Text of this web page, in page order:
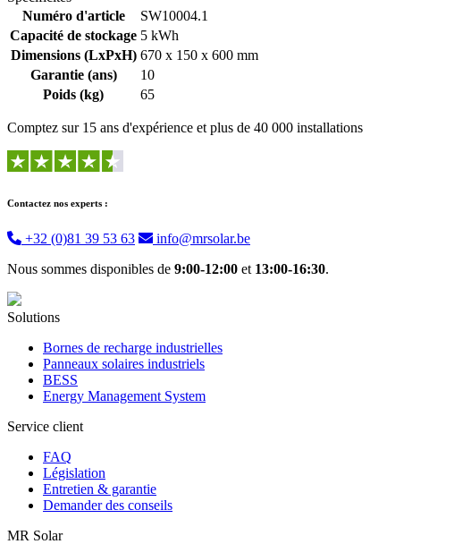
Numéro d'article
SW10004.1
Capacité de stockage 5 kWh
Dimensions (LxPxH) 670 x 150 x 600 mm
Garantie (ans)
10
Poids (kg)
65
Comptez sur 15 ans d'expérience et plus de 40 000 installations
Contactez nos experts :
+32 (0)81 39 53 63
info@mrsolar.be
Nous sommes disponibles de 9:00-12:00 et 13:00-16:30.
Solutions
Bornes de recharge industrielles
Panneaux solaires industriels
BESS
Energy Management System
Service client
FAQ
Législation
Entretien & garantie
Demander des conseils
MR Solar